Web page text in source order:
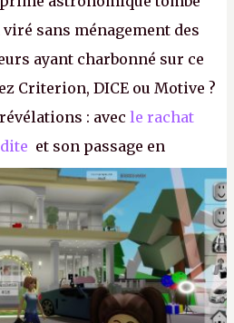
viré sans ménagement des
ayant charbonné sur ce
Criterion, DICE ou Motive ?
: avec le rachat
et son passage en
n'aura bientôt plus
bilans. Encore une
P.